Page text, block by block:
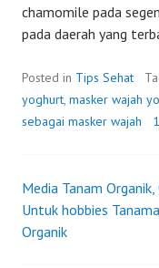
chamomile pada
pada daerah yang
Posted in Tips Sehat
yoghurt, masker wajah
sebagai masker wajah
Post
navigation
Media Tanam Organik,
Untuk hobbies
Organik